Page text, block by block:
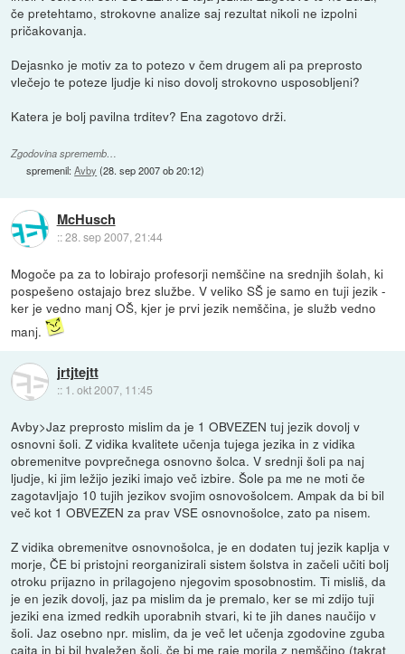
če pretehtamo, strokovne analize saj rezultat nikoli ne izpolni
pričakovanja.
Dejasnko je motiv za to potezo v čem drugem ali pa preprosto
vlečejo te poteze ljudje ki niso dovolj strokovno usposobljeni?
Katera je bolj pavilna trditev? Ena zagotovo drži.
Zgodovina sprememb…
spremenil:Avby (28. sep 2007 ob 20:12)
McHusch
::28. sep 2007, 21:44
Mogoče pa za to lobirajo profesorji nemščine na srednjih šolah, ki
pospešeno ostajajo brez službe. V veliko SŠ je samo en tuji jezik -
ker je vedno manj OŠ, kjer je prvi jezik nemščina, je služb vedno
manj.
jrtjtejtt
:: 1. okt 2007, 11:45
Avby>Jaz preprosto mislim da je 1 OBVEZEN tuj jezik dovolj v
osnovni šoli. Z vidika kvalitete učenja tujega jezika in z vidika
obremenitve povprečnega osnovno šolca. V srednji šoli pa naj
ljudje, ki jim ležijo jeziki imajo več izbire. Šole pa me ne moti če
zagotavljajo 10 tujih jezikov svojim osnovošolcem. Ampak da bi bil
več kot 1 OBVEZEN za prav VSE osnovnošolce, zato pa nisem.
Z vidika obremenitve osnovnošolca, je en dodaten tuj jezik kaplja v
morje, ČE bi pristojni reorganizirali sistem šolstva in začeli učiti bolj
otroku prijazno in prilagojeno njegovim sposobnostim. Ti misliš, da
je en jezik dovolj, jaz pa mislim da je premalo, ker se mi zdijo tuji
jeziki ena izmed redkih uporabnih stvari, ki te jih danes naučijo v
šoli. Jaz osebno npr. mislim, da je več let učenja zgodovine zguba
cajta in bi bil hvaležen šoli, če bi me raje morila z nemščino (takrat